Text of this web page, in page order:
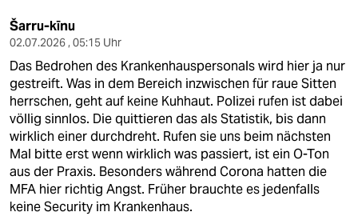
Šarru-kīnu
02.07.2026 , 05:15 Uhr
Das Bedrohen des Krankenhauspersonals wird hier ja nur
gestreift. Was in dem Bereich inzwischen für raue Sitten
herrschen, geht auf keine Kuhhaut. Polizei rufen ist dabei
völlig sinnlos. Die quittieren das als Statistik, bis dann
wirklich einer durchdreht. Rufen sie uns beim nächsten
Mal bitte erst wenn wirklich was passiert, ist ein O-Ton
aus der Praxis. Besonders während Corona hatten die
MFA hier richtig Angst. Früher brauchte es jedenfalls
keine Security im Krankenhaus.